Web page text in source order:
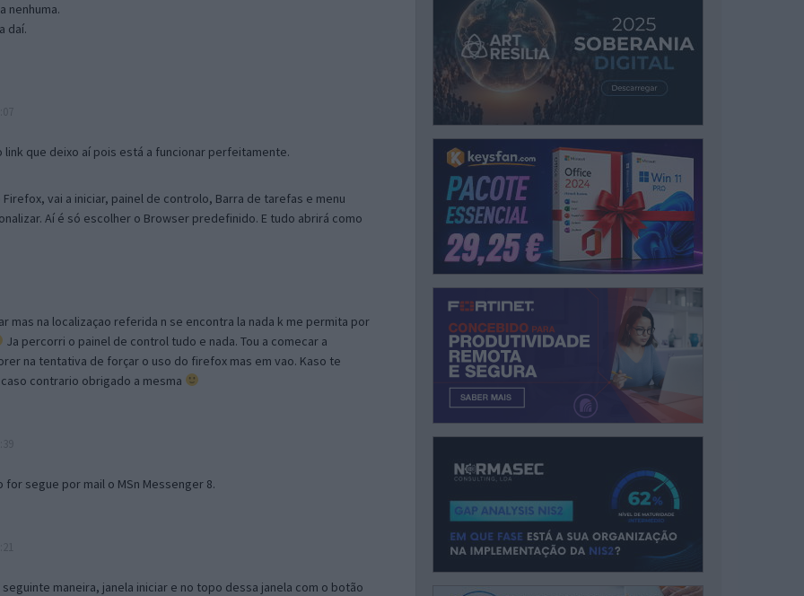
nenhuma.
daí.
que deixo aí pois está a funcionar perfeitamente.
vai a iniciar, painel de controlo, Barra de tarefas e menu
Aí é só escolher o Browser predefinido. E tudo abrirá como
mas na localizaçao referida n se encontra la nada k me permita por
Ja percorri o painel de control tudo e nada. Tou a comecar a
na tentativa de forçar o uso do firefox mas em vao. Kaso te
contrario obrigado a mesma
for segue por mail o MSn Messenger 8.
maneira, janela iniciar e no topo dessa janela com o botão